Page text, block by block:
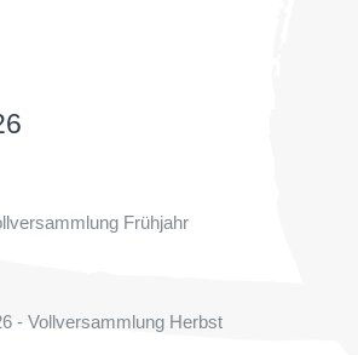
Frühjahr
- Vollversammlung Herbst